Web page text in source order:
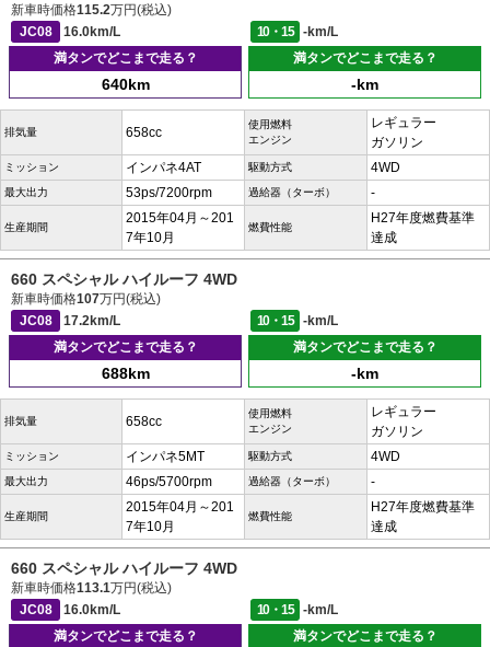
新車時価格115.2万円(税込)
JC08
16.0km/L 10・15
-km/L
満タンでどこまで走る？
640km
満タンでどこまで走る？
-km
排気量 658cc
使用燃料
エンジン
レギュラー
ガソリン
ミッション インパネ4AT 駆動方式 4WD
最大出力 53ps/7200rpm 過給器（ターボ） -
生産期間
2015年04月～201
7年10月
燃費性能
H27年度燃費基準
達成
660 スペシャル ハイルーフ 4WD
新車時価格107万円(税込)
JC08
17.2km/L 10・15
-km/L
満タンでどこまで走る？
688km
満タンでどこまで走る？
-km
排気量 658cc
使用燃料
エンジン
レギュラー
ガソリン
ミッション インパネ5MT 駆動方式 4WD
最大出力 46ps/5700rpm 過給器（ターボ） -
生産期間
2015年04月～201
7年10月
燃費性能
H27年度燃費基準
達成
660 スペシャル ハイルーフ 4WD
新車時価格113.1万円(税込)
JC08
16.0km/L 10・15
-km/L
満タンでどこまで走る？
満タンでどこまで走る？